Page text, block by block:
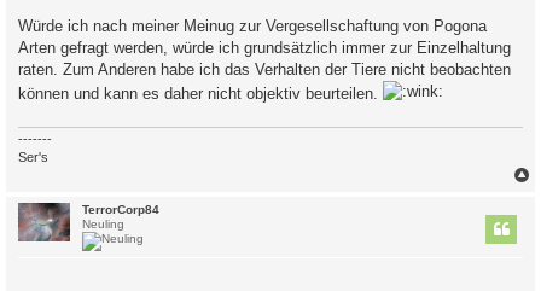
Würde ich nach meiner Meinug zur Vergesellschaftung von Pogona
Arten gefragt werden, würde ich grundsätzlich immer zur Einzelhaltung
raten. Zum Anderen habe ich das Verhalten der Tiere nicht beobachten
können und kann es daher nicht objektiv beurteilen.
-------
Ser's
TerrorCorp84
Neuling